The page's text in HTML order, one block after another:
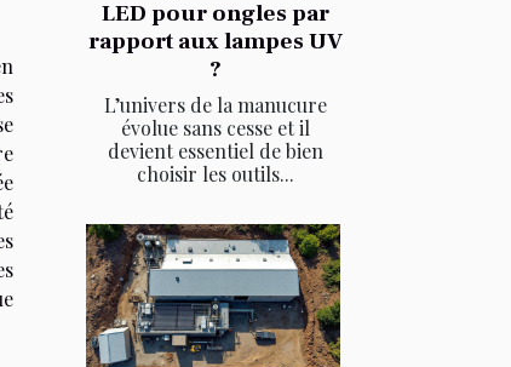
LED pour ongles par
rapport aux lampes UV
?
L’univers de la manucure
évolue sans cesse et il
devient essentiel de bien
choisir les outils...